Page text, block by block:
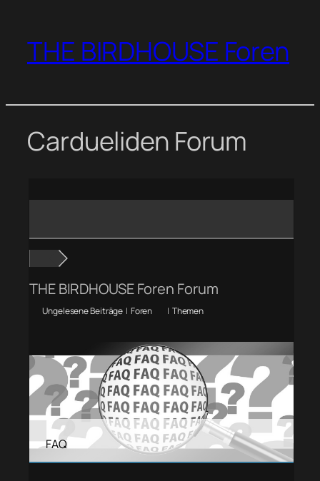
springen
THE BIRDHOUSE Foren
Cardueliden Forum
THE BIRDHOUSE Foren Forum
Ungelesene Beiträge | Foren | Themen
FAQ